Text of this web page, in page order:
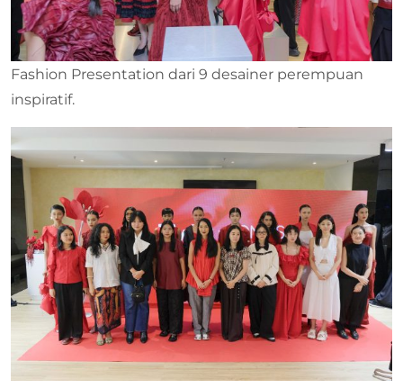
Fashion Presentation dari 9 desainer perempuan
inspiratif.